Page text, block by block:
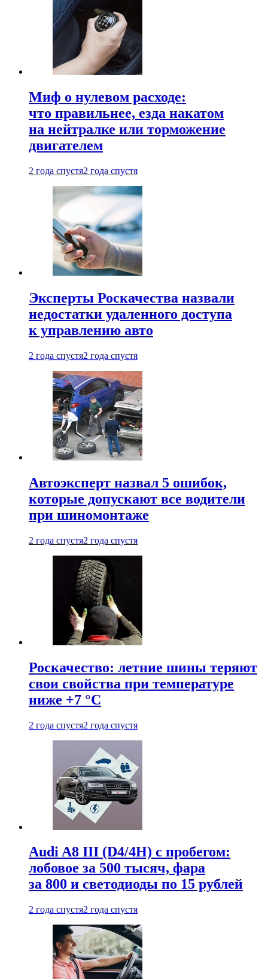
Миф о нулевом расходе:
что правильнее, езда накатом
на нейтралке или торможение
двигателем
2 года спустя2 года спустя
Эксперты Роскачества назвали
недостатки удаленного доступа
к управлению авто
2 года спустя2 года спустя
Автоэксперт назвал 5 ошибок,
которые допускают все водители
при шиномонтаже
2 года спустя2 года спустя
Роскачество: летние шины теряют
свои свойства при температуре
ниже +7 °C
2 года спустя2 года спустя
Audi A8 III (D4/4H) c пробегом:
лобовое за 500 тысяч, фара
за 800 и светодиоды по 15 рублей
2 года спустя2 года спустя